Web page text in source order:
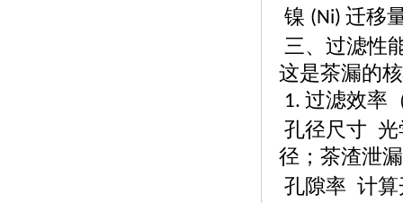
镍 (Ni) 迁移
三、过滤性
这是茶漏的
1. 过滤效率
孔径尺寸
径；茶渣泄
孔隙率 计